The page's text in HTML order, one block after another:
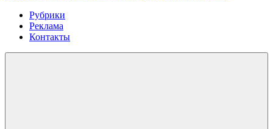
Рубрики
Реклама
Контакты